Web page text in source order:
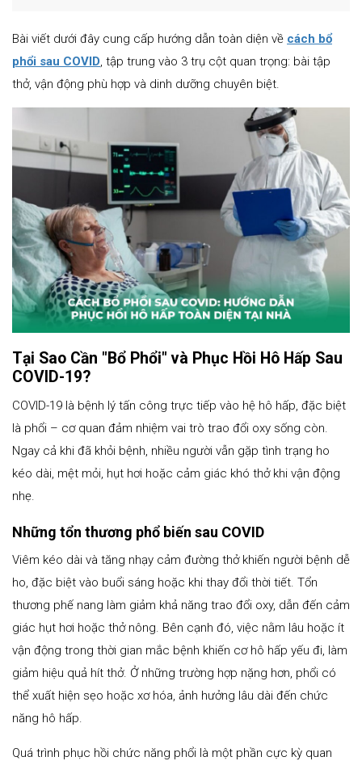
Bài viết dưới đây cung cấp hướng dẫn toàn diện về cách bổ
phổi sau COVID, tập trung vào 3 trụ cột quan trọng: bài tập
thở, vận động phù hợp và dinh dưỡng chuyên biệt.
Tại Sao Cần "Bổ Phổi" và Phục Hồi Hô Hấp Sau
COVID-19?
COVID-19 là bệnh lý tấn công trực tiếp vào hệ hô hấp, đặc biệt
là phổi – cơ quan đảm nhiệm vai trò trao đổi oxy sống còn.
Ngay cả khi đã khỏi bệnh, nhiều người vẫn gặp tình trạng ho
kéo dài, mệt mỏi, hụt hơi hoặc cảm giác khó thở khi vận động
nhẹ.
Những tổn thương phổ biến sau COVID
Viêm kéo dài và tăng nhạy cảm đường thở khiến người bệnh dễ
ho, đặc biệt vào buổi sáng hoặc khi thay đổi thời tiết. Tổn
thương phế nang làm giảm khả năng trao đổi oxy, dẫn đến cảm
giác hụt hơi hoặc thở nông. Bên cạnh đó, việc nằm lâu hoặc ít
vận động trong thời gian mắc bệnh khiến cơ hô hấp yếu đi, làm
giảm hiệu quả hít thở. Ở những trường hợp nặng hơn, phổi có
thể xuất hiện sẹo hoặc xơ hóa, ảnh hưởng lâu dài đến chức
năng hô hấp.
Quá trình phục hồi chức năng phổi là một phần cực kỳ quan